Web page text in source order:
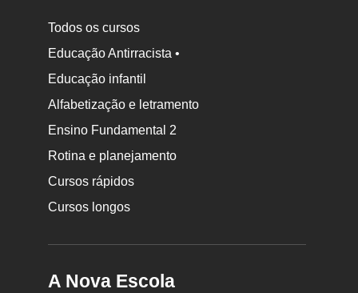
Todos os cursos
Educação Antirracista •
Educação infantil
Alfabetização e letramento
Ensino Fundamental 2
Rotina e planejamento
Cursos rápidos
Cursos longos
A Nova Escola